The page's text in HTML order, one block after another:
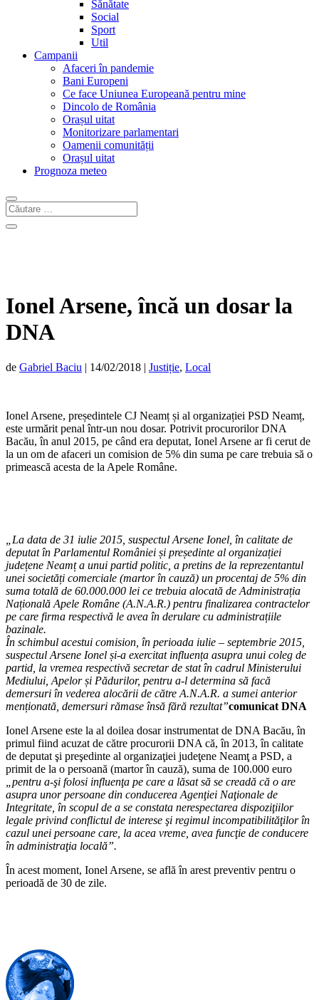
Sănătate
Social
Sport
Util
Campanii
Afaceri în pandemie
Bani Europeni
Ce face Uniunea Europeană pentru mine
Dincolo de România
Orașul uitat
Monitorizare parlamentari
Oamenii comunității
Orașul uitat
Prognoza meteo
Ionel Arsene, încă un dosar la
DNA
de Gabriel Baciu | 14/02/2018 | Justiție, Local
Ionel Arsene, președintele CJ Neamț și al organizației PSD Neamț,
este urmărit penal într-un nou dosar. Potrivit procurorilor DNA
Bacău, în anul 2015, pe când era deputat, Ionel Arsene ar fi cerut de
la un om de afaceri un comision de 5% din suma pe care trebuia să o
primească acesta de la Apele Române.
„La data de 31 iulie 2015, suspectul Arsene Ionel, în calitate de
deputat în Parlamentul României și președinte al organizației
județene Neamț a unui partid politic, a pretins de la reprezentantul
unei societăți comerciale (martor în cauză) un procentaj de 5% din
suma totală de 60.000.000 lei ce trebuia alocată de Administrația
Națională Apele Române (A.N.A.R.) pentru finalizarea contractelor
pe care firma respectivă le avea în derulare cu administrațiile
bazinale.
În schimbul acestui comision, în perioada iulie – septembrie 2015,
suspectul Arsene Ionel și-a exercitat influența asupra unui coleg de
partid, la vremea respectivă secretar de stat în cadrul Ministerului
Mediului, Apelor și Pădurilor, pentru a-l determina să facă
demersuri în vederea alocării de către A.N.A.R. a sumei anterior
menționată, demersuri rămase însă fără rezultat”comunicat DNA
Ionel Arsene este la al doilea dosar instrumentat de DNA Bacău, în
primul fiind acuzat de către procurorii DNA că, în 2013, în calitate
de deputat şi preşedinte al organizaţiei judeţene Neamţ a PSD, a
primit de la o persoană (martor în cauză), suma de 100.000 euro
„pentru a-şi folosi influenţa pe care a lăsat să se creadă că o are
asupra unor persoane din conducerea Agenţiei Naţionale de
Integritate, în scopul de a se constata nerespectarea dispoziţiilor
legale privind conflictul de interese şi regimul incompatibilităţilor în
cazul unei persoane care, la acea vreme, avea funcţie de conducere
în administraţia locală”.
În acest moment, Ionel Arsene, se află în arest preventiv pentru o
perioadă de 30 de zile.